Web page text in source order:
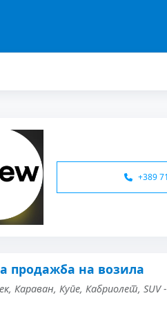
+389
продажба на возила
Караван, Купе, Кабриолет,